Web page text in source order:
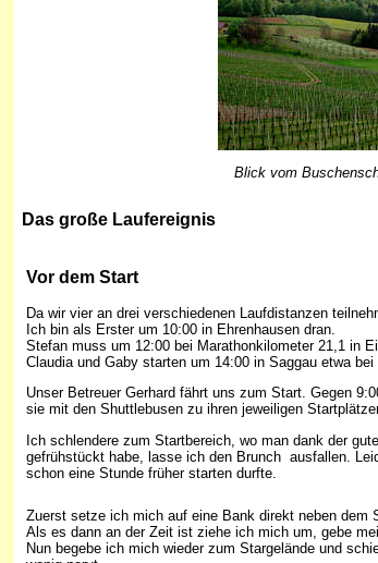
Blick vom
Das große Laufereignis
Vor dem Start
Da wir vier an drei verschiedenen Laufdistanzen
Ich bin als Erster um 10:00 in Ehrenhausen dran.
Stefan muss um 12:00 bei Marathonkilometer 21,1 in
Claudia und Gaby starten um 14:00 in Saggau etwa
Unser Betreuer Gerhard fährt uns zum Start. Gegen
sie mit den Shuttlebusen zu ihren jeweiligen
Ich schlendere zum Startbereich, wo man dank der
gefrühstückt habe, lasse ich den Brunch ausfallen.
schon eine Stunde früher starten durfte.
Zuerst setze ich mich auf eine Bank direkt neben dem
Als es dann an der Zeit ist ziehe ich mich um, gebe
Nun begebe ich mich wieder zum Stargelände und